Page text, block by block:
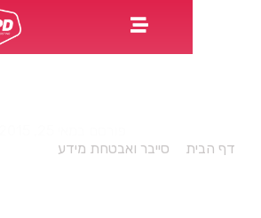
סייבר ואבטחת מידע»
Alert: Joomla!